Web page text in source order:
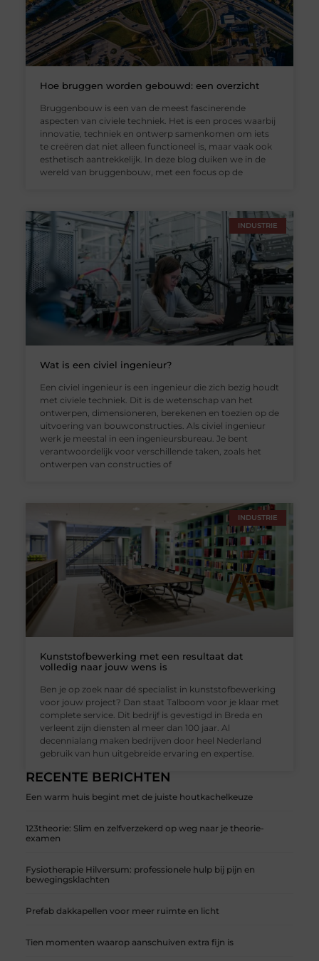
RECENTE BERICHTEN
Een warm huis begint met de juiste houtkachelkeuze
123theorie: Slim en zelfverzekerd op weg naar je theorie-
examen
Fysiotherapie Hilversum: professionele hulp bij pijn en
bewegingsklachten
Prefab dakkapellen voor meer ruimte en licht
Tien momenten waarop aanschuiven extra fijn is
Hoe bruggen worden gebouwd: een overzicht
Bruggenbouw is een van de meest fascinerende
aspecten van civiele techniek. Het is een proces waarbij
innovatie, techniek en ontwerp samenkomen om iets
te creëren dat niet alleen functioneel is, maar vaak ook
esthetisch aantrekkelijk. In deze blog duiken we in de
wereld van bruggenbouw, met een focus op de
INDUSTRIE
Wat is een civiel ingenieur?
Een civiel ingenieur is een ingenieur die zich bezig houdt
met civiele techniek. Dit is de wetenschap van het
ontwerpen, dimensioneren, berekenen en toezien op de
uitvoering van bouwconstructies. Als civiel ingenieur
werk je meestal in een ingenieursbureau. Je bent
verantwoordelijk voor verschillende taken, zoals het
ontwerpen van constructies of
INDUSTRIE
Kunststofbewerking met een resultaat dat
volledig naar jouw wens is
Ben je op zoek naar dé specialist in kunststofbewerking
voor jouw project? Dan staat Talboom voor je klaar met
complete service. Dit bedrijf is gevestigd in Breda en
verleent zijn diensten al meer dan 100 jaar. Al
decennialang maken bedrijven door heel Nederland
gebruik van hun uitgebreide ervaring en expertise.